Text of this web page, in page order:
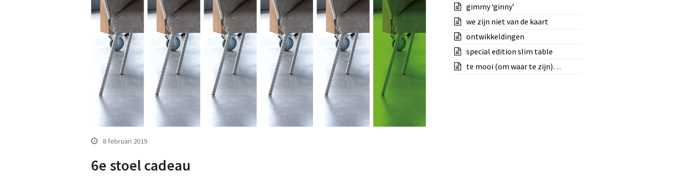
8 februari 2019
6e stoel cadeau
gimmy ‘ginny’
we zijn niet van de kaart
ontwikkeldingen
special edition slim table
te mooi (om waar te zijn)…